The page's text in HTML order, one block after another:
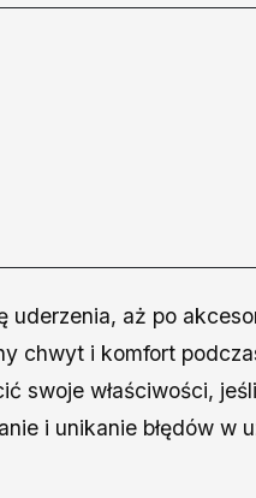
uderzenia, aż po
chwyt i komfort
swoje właściwości,
i unikanie błędów w